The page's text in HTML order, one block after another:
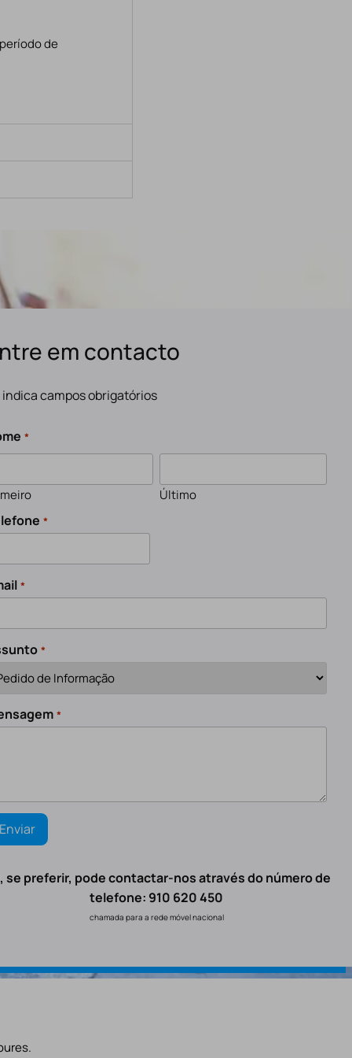
de
em contacto
indica campos obrigatórios
*
Último
*
*
*
*
se preferir, pode contactar-nos através do número de
telefone: 910 620 450
chamada para a rede móvel nacional